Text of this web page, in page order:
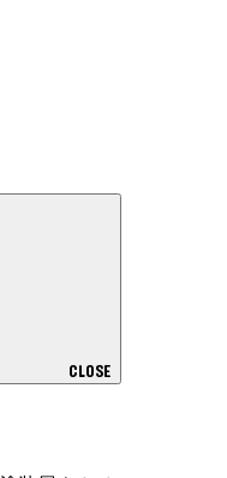
CLOSE